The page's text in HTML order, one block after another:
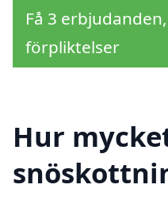
Få 3
förpliktelser
Hur